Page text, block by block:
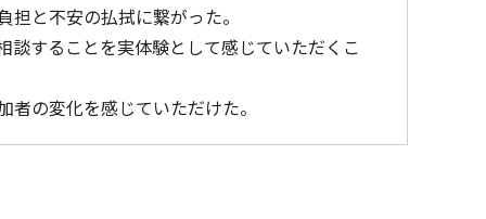
と不安の払拭に繋がった。
することを実体験として感じていただくこ
の変化を感じていただけた。